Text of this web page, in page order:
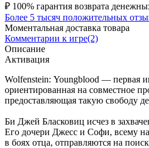
₽ 100% гарантия возврата
Более 5 тысяч положительных
Моментальная доставка товара
Комментарии к игре(2)
Описание
Активация
Wolfenstein: Youngblood — первая
ориентированная на совместное
предоставляющая такую свободу
Би Джей Бласковиц исчез в
Его дочери Джесс и Софи, всему
в боях отца, отправляются на